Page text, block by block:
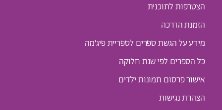
הצטרפות לתוכנית
הזמנת הדרכה
מידע על הגשת ספרים לספריית פיג׳מה
כל הספרים לפי שנת חלוקה
אישור פרסום תמונות ילדים
הצהרת נגישות